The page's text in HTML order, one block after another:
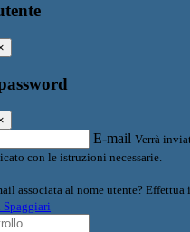
E-mail Verrà
con le istruzioni necessarie.
associata al nome utente? Effettua